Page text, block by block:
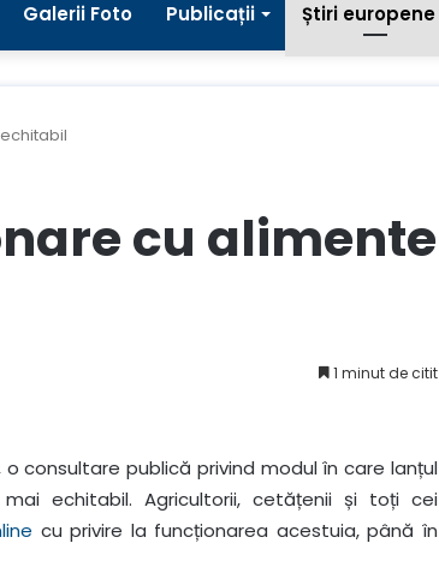
Galerii Foto Publicații Știri europene
cu alimente
1 minut de citit
consultare publică privind modul în care lanțul
echitabil. Agricultorii, cetățenii și toți cei
cu privire la funcționarea acestuia, până în